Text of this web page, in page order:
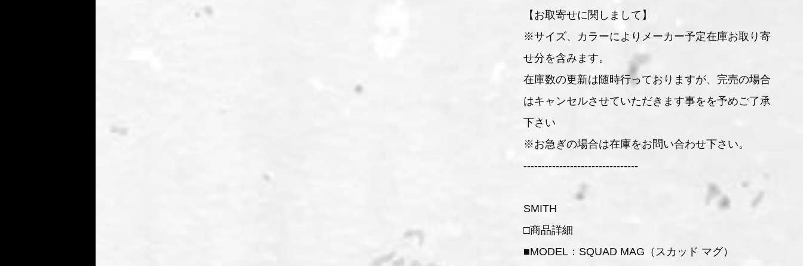
【お取寄せに関しまして】
※サイズ、カラーによりメーカー予定在庫お取り寄
せ分を含みます。
在庫数の更新は随時行っておりますが、完売の場合
はキャンセルさせていただきます事をを予めご了承
下さい
※お急ぎの場合は在庫をお問い合わせ下さい。
--------------------------------
SMITH
□商品詳細
■MODEL：SQUAD MAG（スカッド マグ）